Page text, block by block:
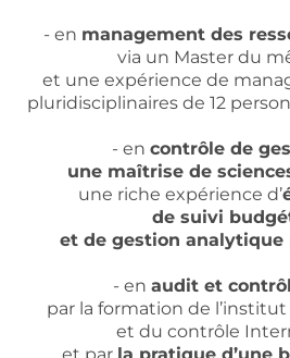
- en management des
via un Master du
et une expérience de
pluridisciplinaires de 12
- en contrôle de
une maîtrise de
une riche expérience d’
de suivi
et de gestion analytique
- en audit et
par la formation de l’institut
et du contrôle